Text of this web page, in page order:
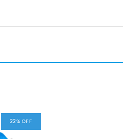
22% OFF